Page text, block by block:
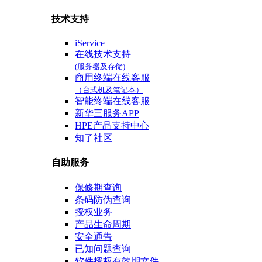
技术支持
iService
在线技术支持
(服务器及存储)
商用终端在线客服
（台式机及笔记本）
智能终端在线客服
新华三服务APP
HPE产品支持中心
知了社区
自助服务
保修期查询
条码防伪查询
授权业务
产品生命周期
安全通告
已知问题查询